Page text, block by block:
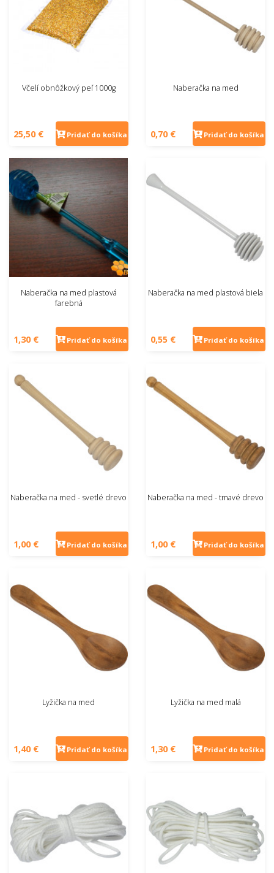
Včelí obnôžkový peľ 1000g
25,50 € Pridať do košíka
Naberačka na med
0,70 € Pridať do košíka
Naberačka na med plastová
farebná
1,30 € Pridať do košíka
Naberačka na med plastová biela
0,55 € Pridať do košíka
Naberačka na med - svetlé drevo
1,00 € Pridať do košíka
Naberačka na med - tmavé drevo
1,00 € Pridať do košíka
Lyžička na med
1,40 € Pridať do košíka
Lyžička na med malá
1,30 € Pridať do košíka